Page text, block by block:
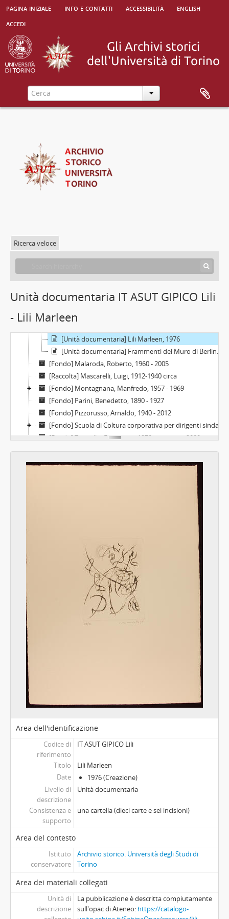
pagina iniziale info e contatti accessibilità
english
accedi
Ricerca veloce
Unità documentaria IT ASUT GIPICO Lili
- Lili Marleen
[Raccolta] Altri fondi
[Fondo] Borio, Pier Sarre, 1958-1984
[Fondo] Cicco, Giovanni, 1911 - 1940
[Fondo] Fogliato, Rinaldo, 1890 - 1938
[Raccolta] Collezione "Gipico", 1772 - 1989
[Unità documentaria] Lili Marleen, 1976
[Unità documentaria] Frammenti del Muro di Berlino, 1989-11-09
[Fondo] Malaroda, Roberto, 1960 - 2005
[Raccolta] Mascarelli, Luigi, 1912-1940 circa
[Fondo] Montagnana, Manfredo, 1957 - 1969
[Fondo] Parini, Benedetto, 1890 - 1927
[Fondo] Pizzorusso, Arnaldo, 1940 - 2012
[Fondo] Scuola di Coltura corporativa per dirigenti sindacali, 1929 - 1932
[Fondo] Traniello, Francesco, 1970-inizio anni 2000
[Unità documentaria] Ritratti del personale della Segreteria dell'Università di Torino, 1903
Area dell'identificazione
Codice di
riferimento
IT ASUT GIPICO Lili
Titolo
Lili Marleen
Date
1976 (Creazione)
Livello di
descrizione
Unità documentaria
Consistenza e
supporto
una cartella (dieci carte e sei incisioni)
Area del contesto
Istituto
conservatore
Archivio storico. Università degli Studi di
Torino
Area dei materiali collegati
Unità di
descrizione
La pubblicazione è descritta compiutamente
sull'opac di Ateneo: https://catalogo-